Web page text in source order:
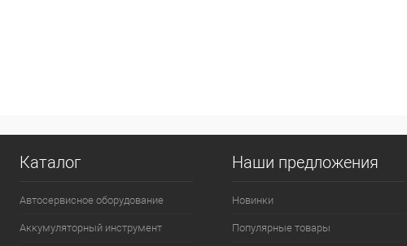
Каталог
Автосервисное оборудование
Аккумуляторный инструмент
Наши предложения
Новинки
Популярные товары